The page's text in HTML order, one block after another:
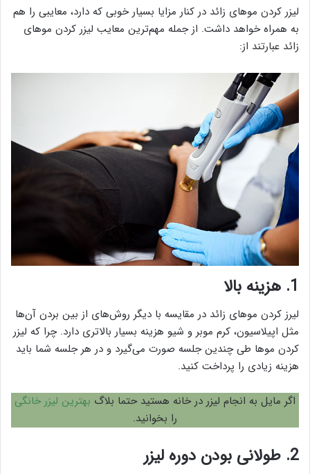
لیزر کردن موهای زائد در کنار مزایا بسیار خوبی که دارد، معایبی را هم
به همراه خواهد داشت. از جمله مهم‌ترین معایب لیزر کردن موهای
زائد عبارتند از:
1. هزینه بالا
لیرز کردن موهای زائد در مقایسه با دیگر روش‌های از بین بردن آن‌ها
مثل اپیلاسیون، کرم موبر و شیو هزینه بسیار بالا‌تری دارد. چرا که لیزر
کردن موها طی چندین جلسه صورت می‌گیرد و در هر جلسه شما باید
هزینه زیادی را پرداخت کنید.
اگر مایل به انجام لیزر در خانه هستید حتما بلاگ بهترین لیزر خانگی
را بخوانید.
2. طولانی بودن دوره لیزر